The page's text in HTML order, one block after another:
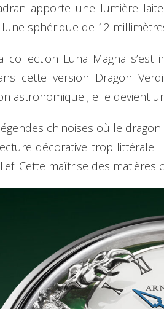
apporte une lumière
sphérique de 12
collection Luna Magna
cette version Dragon
astronomique ; elle devient
chinoises où le
décorative trop littérale.
Cette maîtrise des matières